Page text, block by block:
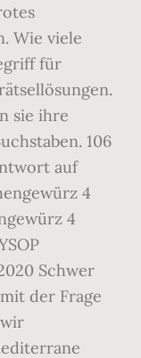
Wie viele
für
sie ihre
106
auf
4
4
Schwer
der Frage